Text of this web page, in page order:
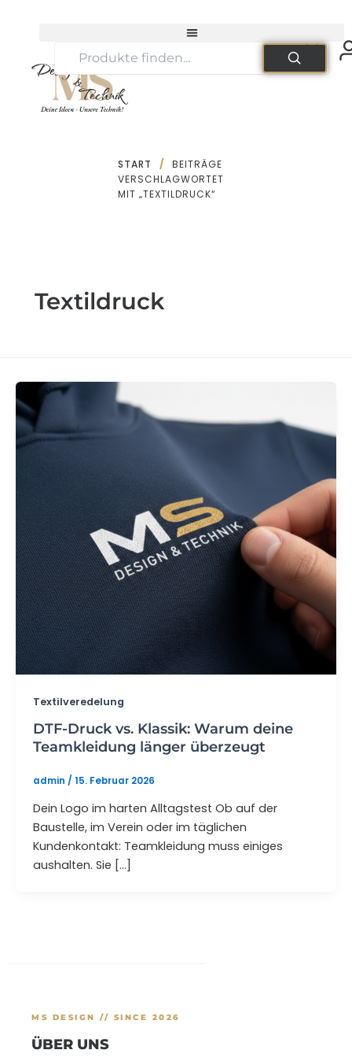
START /
BEITRÄGE
VERSCHLAGWORTET
MIT „TEXTILDRUCK“
Textildruck
Textilveredelung
DTF-Druck vs. Klassik: Warum deine
Teamkleidung länger überzeugt
admin / 15. Februar 2026
Dein Logo im harten Alltagstest Ob auf der
Baustelle, im Verein oder im täglichen
Kundenkontakt: Teamkleidung muss einiges
aushalten. Sie […]
MS DESIGN // SINCE 2026
ÜBER UNS